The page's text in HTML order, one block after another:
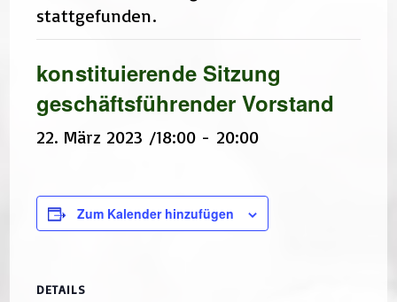
stattgefunden.
konstituierende Sitzung
geschäftsführender Vorstand
22. März 2023 /18:00 - 20:00
Zum Kalender hinzufügen
DETAILS